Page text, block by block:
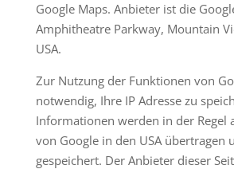
Google Maps. Anbieter ist die
Amphitheatre Parkway, Mountain
USA.
Zur Nutzung der Funktionen von
notwendig, Ihre IP Adresse zu
Informationen werden in der Regel
von Google in den USA übertragen
gespeichert. Der Anbieter dieser